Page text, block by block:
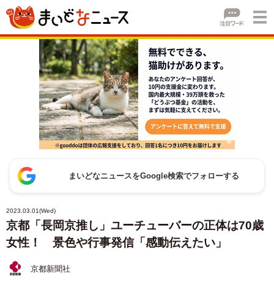
まいどなニュースをGoogle検索でフォローする
2023.03.01(Wed)
京都「長岡京推し」ユーチューバーの正体は70歳
女性！ 景色や行事発信「感動伝えたい」
京都新聞社